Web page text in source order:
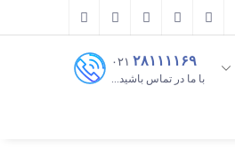
۰۲۱ ۲۸۱۱۱۱۶۹
با ما در تماس باشید...